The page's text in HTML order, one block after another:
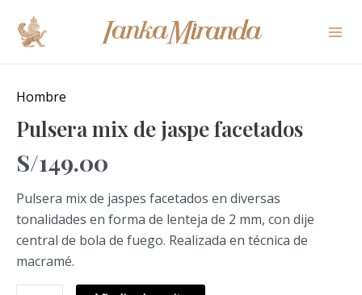
contenido
Hombre
Pulsera mix de jaspe facetados
S/149.00
Pulsera mix de jaspes facetados en diversas
tonalidades en forma de lenteja de 2 mm, con dije
central de bola de fuego. Realizada en técnica de
macramé.
mix
jaspe
facetados
cantidad